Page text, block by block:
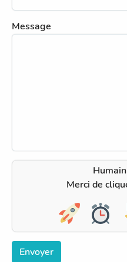
Message
Merci de
Envoyer